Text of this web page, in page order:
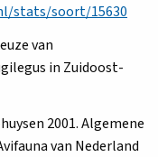
stats/soort/15630
van
in Zuidoost-
2001. Algemene
van Nederland